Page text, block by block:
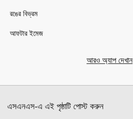
রঙের বিভ্রম
আফটার ইমেজ
আরও অ্যাপ দেখান
এসএনএস-এ এই পৃষ্ঠাটি পোস্ট করুন